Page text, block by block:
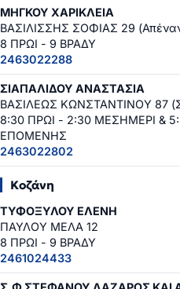
ΜΗΓΚΟΥ ΧΑΡΙΚΛΕΙΑ
ΒΑΣΙΛΙΣΣΗΣ ΣΟΦΙΑΣ 29
8 ΠΡΩΙ - 9 ΒΡΑΔΥ
2463022288
ΣΙΑΠΑΛΙΔΟΥ ΑΝΑΣΤΑΣΙΑ
ΒΑΣΙΛΕΩΣ ΚΩΝΣΤΑΝΤΙΝΟΥ 87
8:30 ΠΡΩΙ - 2:30 ΜΕΣΗΜΕΡΙ &
ΕΠΟΜΕΝΗΣ
2463022802
Κοζάνη
ΤΥΦΟΞΥΛΟΥ ΕΛΕΝΗ
ΠΑΥΛΟΥ ΜΕΛΑ 12
8 ΠΡΩΙ - 9 ΒΡΑΔΥ
2461024433